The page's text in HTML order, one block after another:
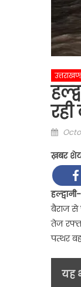
ख़बर
हल्द्वानी-
बैराज से
तेज
पत्थर
यह